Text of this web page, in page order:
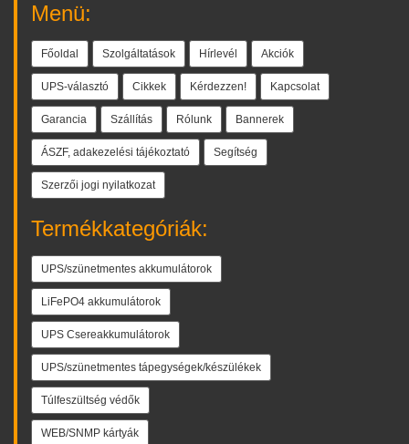
Menü:
Főoldal Szolgáltatások Hírlevél Akciók
UPS-választó Cikkek Kérdezzen! Kapcsolat
Garancia Szállítás Rólunk Bannerek
ÁSZF, adakezelési tájékoztató Segítség
Szerzői jogi nyilatkozat
Termékkategóriák:
UPS/szünetmentes akkumulátorok
LiFePO4 akkumulátorok
UPS Csereakkumulátorok
UPS/szünetmentes tápegységek/készülékek
Túlfeszültség védők
WEB/SNMP kártyák